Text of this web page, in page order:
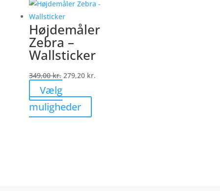
flere
Mulighederne
vælges
Højdemåler
Zebra –
Wallsticker
349,00kr. 279,20 kr.
Vælg
muligheder
vare